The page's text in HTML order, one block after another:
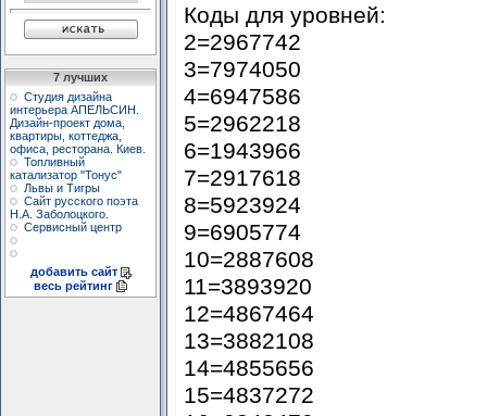
7 лучших
Студия дизайна
интерьера АПЕЛЬСИН.
Дизайн-проект дома,
квартиры, коттеджа,
офиса, ресторана. Киев.
Топливный
катализатор "Тонус"
Львы и Тигры
Сайт русского поэта
Н.А. Заболоцкого.
Сервисный центр
добавить сайт
весь рейтинг
Коды для уровней:
2=2967742
3=7974050
4=6947586
5=2962218
6=1943966
7=2917618
8=5923924
9=6905774
10=2887608
11=3893920
12=4867464
13=3882108
14=4855656
15=4837272